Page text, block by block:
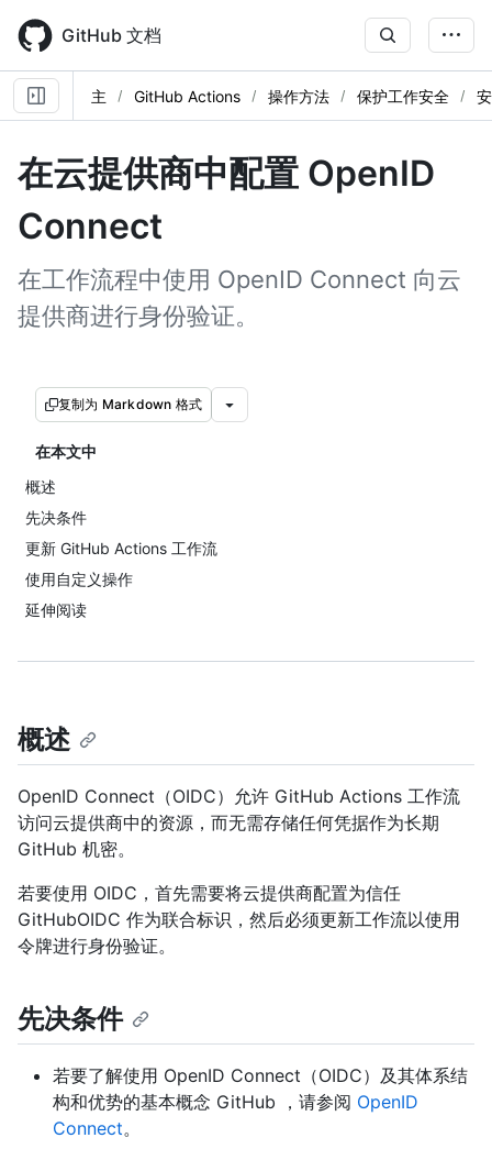
main
content
GitHub 文档
主 GitHub Actions 操作方法 保护工作安全
在云提供商中配置 OpenID
Connect
在工作流程中使用 OpenID Connect 向云
提供商进行身份验证。
复制为 Markdown 格式
在本文中
概述
先决条件
更新 GitHub Actions 工作流
使用自定义操作
延伸阅读
概述
OpenID Connect（OIDC）允许 GitHub Actions 工作流
访问云提供商中的资源，而无需存储任何凭据作为长期
GitHub 机密。
若要使用 OIDC，首先需要将云提供商配置为信任
GitHubOIDC 作为联合标识，然后必须更新工作流以使用
令牌进行身份验证。
先决条件
若要了解使用 OpenID Connect（OIDC）及其体系结
构和优势的基本概念 GitHub ，请参阅 OpenID
Connect。